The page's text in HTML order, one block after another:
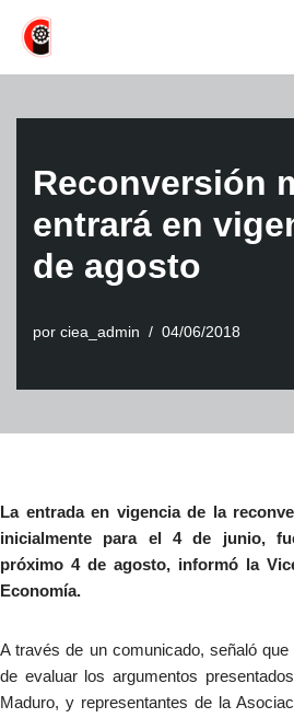
Saltar
Reconversión
entrará en
de agosto
por ciea_admin 04/06/2018
La entrada en vigencia de la
inicialmente para el 4 de junio,
próximo 4 de agosto, informó la
Economía.
A través de un comunicado, señaló
de evaluar los argumentos
Maduro, y representantes de la